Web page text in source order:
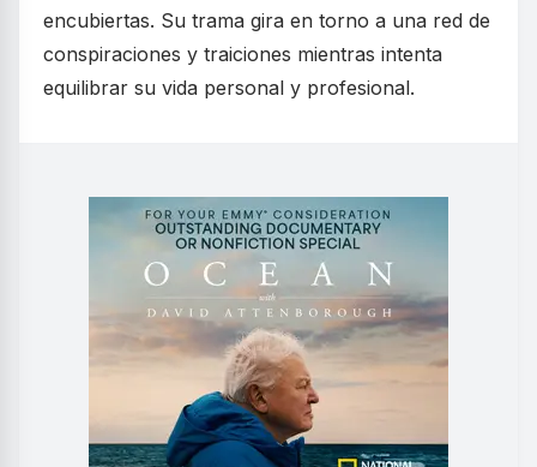
encubiertas. Su trama gira en torno a una red de
conspiraciones y traiciones mientras intenta
equilibrar su vida personal y profesional.